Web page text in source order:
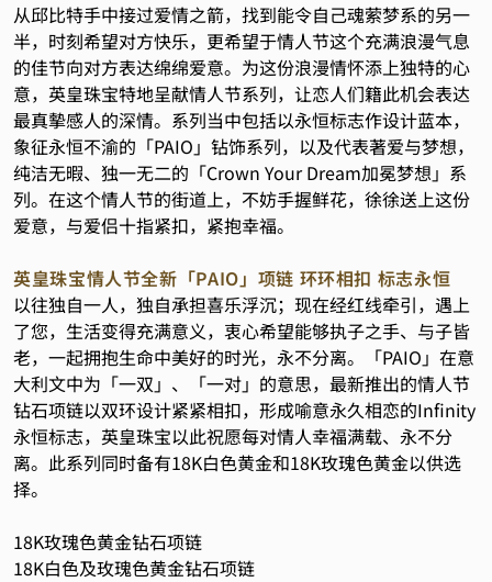
从邱比特手中接过爱情之箭，找到能令自己魂萦梦系的另一
半，时刻希望对方快乐，更希望于情人节这个充满浪漫气息
的佳节向对方表达绵绵爱意。为这份浪漫情怀添上独特的心
意，英皇珠宝特地呈献情人节系列，让恋人们籍此机会表达
最真摰感人的深情。系列当中包括以永恒标志作设计蓝本，
象征永恒不渝的「PAIO」钻饰系列，以及代表著爱与梦想，
纯洁无暇、独一无二的「Crown Your Dream加冕梦想」系
列。在这个情人节的街道上，不妨手握鲜花，徐徐送上这份
爱意，与爱侣十指紧扣，紧抱幸福。
英皇珠宝情人节全新「PAIO」项链 环环相扣 标志永恒
以往独自一人，独自承担喜乐浮沉；现在经红线牵引，遇上
了您，生活变得充满意义，衷心希望能够执子之手、与子皆
老，一起拥抱生命中美好的时光，永不分离。「PAIO」在意
大利文中为「一双」、「一对」的意思，最新推出的情人节
钻石项链以双环设计紧紧相扣，形成喻意永久相恋的Infinity
永恒标志，英皇珠宝以此祝愿每对情人幸福满载、永不分
离。此系列同时备有18K白色黄金和18K玫瑰色黄金以供选
择。
18K玫瑰色黄金钻石项链
18K白色及玫瑰色黄金钻石项链